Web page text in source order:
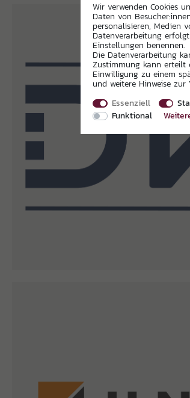
Wir verwenden Cookies
Daten von
personalisieren, Medien
Datenverarbeitung
Einstellungen benennen.
Die Datenverarbeitung
Zustimmung kann erteilt
Einwilligung zu einem
und weitere Hinweise
Essenziell
Funktional